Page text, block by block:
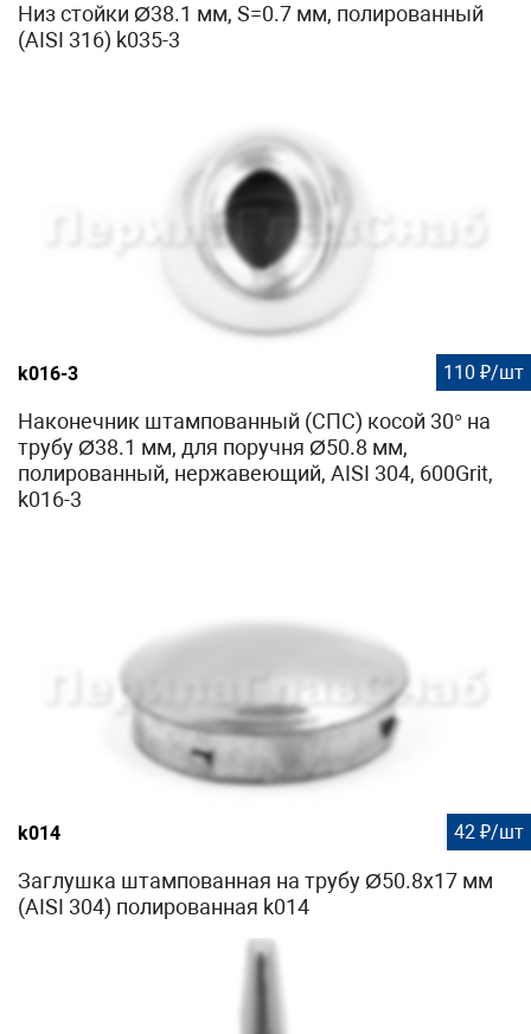
Низ стойки Ø38.1 мм, S=0.7 мм, полированный
(AISI 316) k035-3
k016-3 110 ₽/шт
Наконечник штампованный (СПС) косой 30° на
трубу Ø38.1 мм, для поручня Ø50.8 мм,
полированный, нержавеющий, AISI 304, 600Grit,
k016-3
k014 42 ₽/шт
Заглушка штампованная на трубу Ø50.8х17 мм
(AISI 304) полированная k014